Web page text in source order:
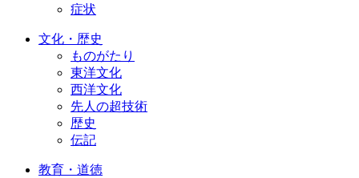
症状
文化・歴史
ものがたり
東洋文化
西洋文化
先人の超技術
歴史
伝記
教育・道徳